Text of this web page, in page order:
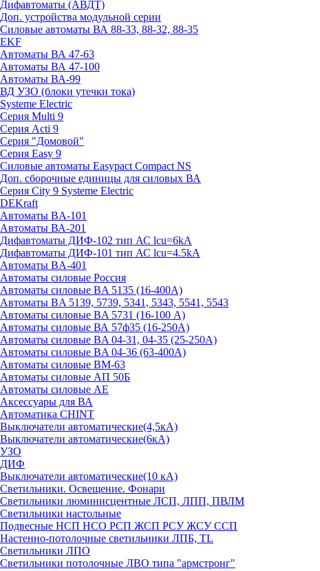
Дифавтоматы (АВДТ)
Доп. устройства модульной серии
Силовые автоматы ВА 88-33, 88-32, 88-35
EKF
Автоматы ВА 47-63
Автоматы ВА 47-100
Автоматы ВА-99
ВД УЗО (блоки утечки тока)
Systeme Electric
Серия Multi 9
Серия Acti 9
Серия "Домовой"
Серия Easy 9
Силовые автоматы Easypact Compact NS
Доп. сборочные единицы для силовых ВА
Серия City 9 Systeme Electric
DEKraft
Автоматы BA-101
Автоматы ВА-201
Дифавтоматы ДИФ-102 тип АС lcu=6kA
Дифавтоматы ДИФ-101 тип АС lcu=4.5kA
Автоматы BA-401
Автоматы силовые Россия
Автоматы силовые BA 5135 (16-400А)
Автоматы BA 5139, 5739, 5341, 5343, 5541, 5543
Автоматы силовые BA 5731 (16-100 А)
Автоматы силовые ВА 57ф35 (16-250А)
Автоматы силовые BA 04-31, 04-35 (25-250А)
Автоматы силовые BA 04-36 (63-400А)
Автоматы силовые ВМ-63
Автоматы силовые АП 50Б
Автоматы силовые АЕ
Аксессуары для ВА
Автоматика CHINT
Выключатели автоматические(4,5кА)
Выключатели автоматические(6кА)
УЗО
ДИФ
Выключатели автоматические(10 кА)
Светильники. Освещение. Фонари
Светильники люминисцентные ЛСП, ЛПП, ПВЛМ
Светильники настольные
Подвесные НСП НСО РСП ЖСП РСУ ЖСУ ССП
Настенно-потолочные светильники ЛПБ, TL
Светильники ЛПО
Светильники потолочные ЛВО типа "армстронг"